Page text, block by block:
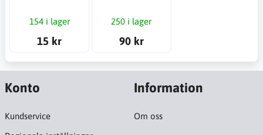
154 i lager
15 kr
250 i lager
90 kr
Konto
Kundservice
Information
Om oss